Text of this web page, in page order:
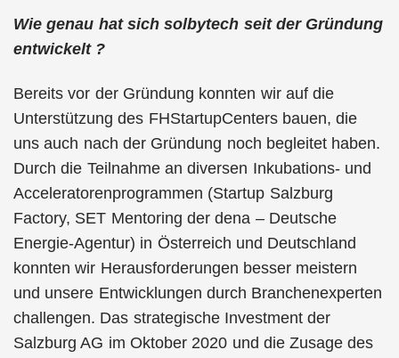
Wie genau hat sich solbytech seit der Gründung
entwickelt ?
Bereits vor der Gründung konnten wir auf die
Unterstützung des FHStartupCenters bauen, die
uns auch nach der Gründung noch begleitet haben.
Durch die Teilnahme an diversen Inkubations- und
Acceleratorenprogrammen (Startup Salzburg
Factory, SET Mentoring der dena – Deutsche
Energie-Agentur) in Österreich und Deutschland
konnten wir Herausforderungen besser meistern
und unsere Entwicklungen durch Branchenexperten
challengen. Das strategische Investment der
Salzburg AG im Oktober 2020 und die Zusage des